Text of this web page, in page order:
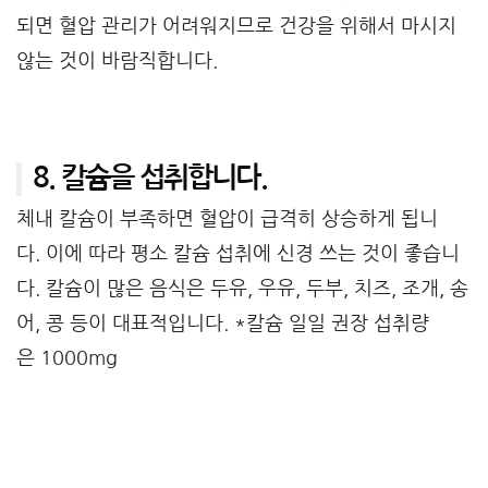
되면 혈압 관리가 어려워지므로 건강을 위해서 마시지
않는 것이 바람직합니다.
8. 칼슘을 섭취합니다.
체내 칼슘이 부족하면 혈압이 급격히 상승하게 됩니
다. 이에 따라 평소 칼슘 섭취에 신경 쓰는 것이 좋습니
다. 칼슘이 많은 음식은 두유, 우유, 두부, 치즈, 조개, 송
어, 콩 등이 대표적입니다. *칼슘 일일 권장 섭취량
은 1000mg